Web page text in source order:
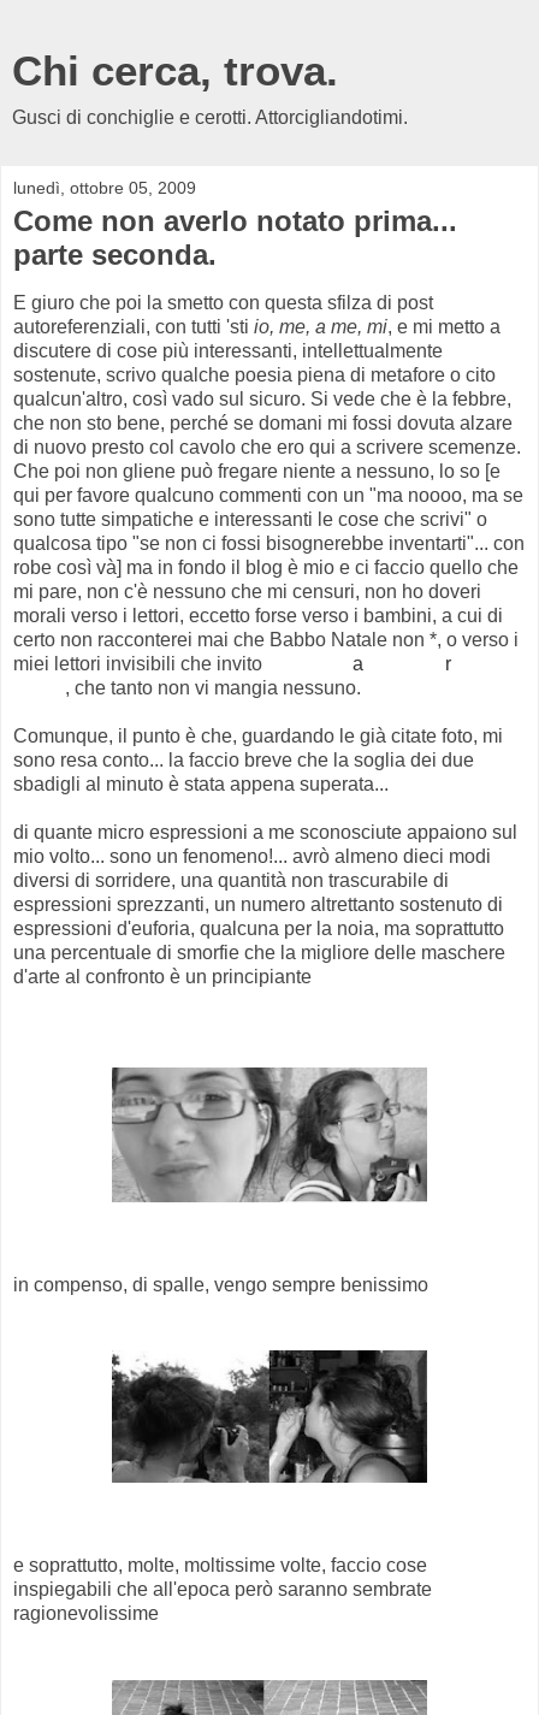
Chi cerca, trova.
Gusci di conchiglie e cerotti. Attorcigliandotimi.
lunedì, ottobre 05, 2009
Come non averlo notato prima...
parte seconda.
E giuro che poi la smetto con questa sfilza di post
autoreferenziali, con tutti 'sti io, me, a me, mi, e mi metto a
discutere di cose più interessanti, intellettualmente
sostenute, scrivo qualche poesia piena di metafore o cito
qualcun'altro, così vado sul sicuro. Si vede che è la febbre,
che non sto bene, perché se domani mi fossi dovuta alzare
di nuovo presto col cavolo che ero qui a scrivere scemenze.
Che poi non gliene può fregare niente a nessuno, lo so [e
qui per favore qualcuno commenti con un "ma noooo, ma se
sono tutte simpatiche e interessanti le cose che scrivi" o
qualcosa tipo "se non ci fossi bisognerebbe inventarti"... con
robe così và] ma in fondo il blog è mio e ci faccio quello che
mi pare, non c'è nessuno che mi censuri, non ho doveri
morali verso i lettori, eccetto forse verso i bambini, a cui di
certo non racconterei mai che Babbo Natale non *, o verso i
miei lettori invisibili che invito
a r
, che tanto non vi mangia nessuno.
Comunque, il punto è che, guardando le già citate foto, mi
sono resa conto... la faccio breve che la soglia dei due
sbadigli al minuto è stata appena superata...
di quante micro espressioni a me sconosciute appaiono sul
mio volto... sono un fenomeno!... avrò almeno dieci modi
diversi di sorridere, una quantità non trascurabile di
espressioni sprezzanti, un numero altrettanto sostenuto di
espressioni d'euforia, qualcuna per la noia, ma soprattutto
una percentuale di smorfie che la migliore delle maschere
d'arte al confronto è un principiante
in compenso, di spalle, vengo sempre benissimo
e soprattutto, molte, moltissime volte, faccio cose
inspiegabili che all'epoca però saranno sembrate
ragionevolissime